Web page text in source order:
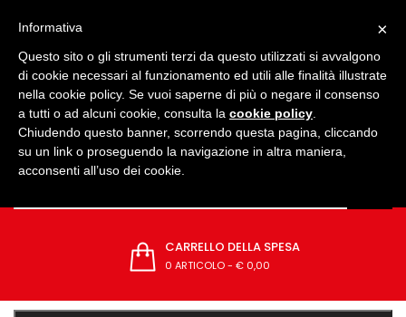
CARRELLO DELLA SPESA
0 ARTICOLO- € 0,00
×
Informativa
Questo sito o gli strumenti terzi da questo utilizzati si avvalgono
di cookie necessari al funzionamento ed utili alle finalità illustrate
nella cookie policy. Se vuoi saperne di più o negare il consenso
a tutti o ad alcuni cookie, consulta la cookie policy
Chiudendo questo banner, scorrendo questa pagina, cliccando
su un link o proseguendo la navigazione in altra maniera,
acconsenti all’uso dei cookie.